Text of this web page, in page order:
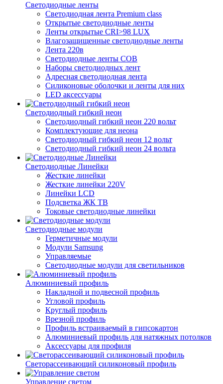
Светодиодные ленты
Светодиодная лента Premium class
Открытые светодиодные ленты
Ленты открытые CRI>98 LUX
Влагозащищенные светодиодные ленты
Лента 220в
Светодиодные ленты COB
Наборы светодиодных лент
Адресная светодиодная лента
Силиконовые оболочки и ленты для них
LED аксессуары
Светодиодный гибкий неон
Светодиодный гибкий неон 220 вольт
Комплектующие для неона
Светодиодный гибкий неон 12 вольт
Светодиодный гибкий неон 24 вольта
Светодиодные Линейки
Жесткие линейки
Жесткие линейки 220V
Линейки LCD
Подсветка ЖК ТВ
Токовые светодиодные линейки
Светодиодные модули
Герметичные модули
Модули Samsung
Управляемые
Светодиодные модули для светильников
Алюминиевый профиль
Накладной и подвесной профиль
Угловой профиль
Круглый профиль
Врезной профиль
Профиль встраиваемый в гипсокартон
Алюминиевый профиль для натяжных потолков
Аксессуары для профиля
Светорассеивающий силиконовый профиль
Управление светом